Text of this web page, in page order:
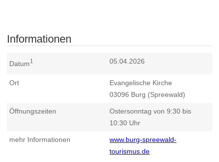
Informationen
Datum1 05.04.2026
Ort
Evangelische Kirche
03096 Burg (Spreewald)
Öffnungszeiten
Ostersonntag von 9:30 bis
10:30 Uhr
mehr Informationen
www.burg-spreewald-
tourismus.de